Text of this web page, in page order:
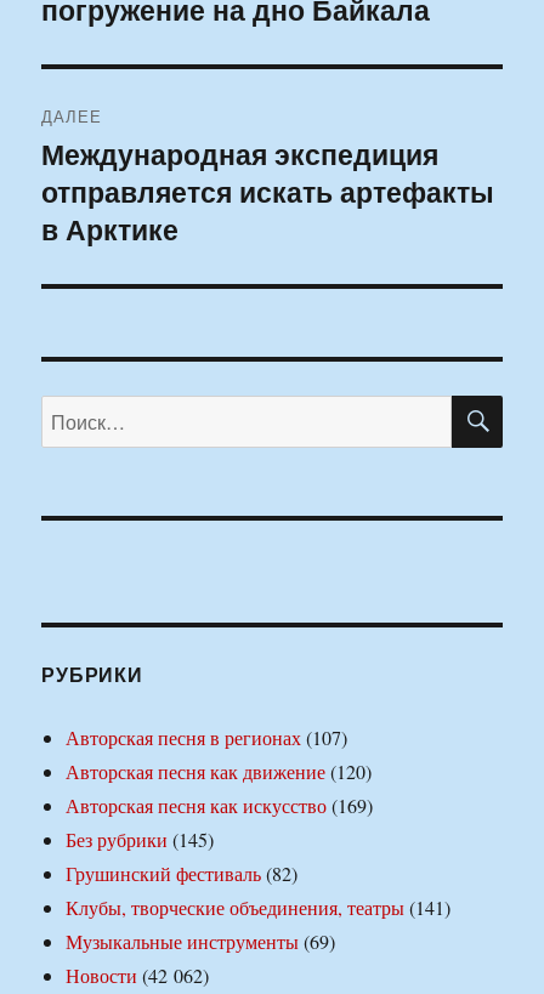
записям
погружение на дно Байкала
ДАЛЕЕ
Следующая
запись:
Международная экспедиция
отправляется искать артефакты
в Арктике
Искать:
РУБРИКИ
Авторская песня в регионах(107)
Авторская песня как движение(120)
Авторская песня как искусство(169)
Без рубрики (145)
Грушинский фестиваль(82)
Клубы, творческие объединения, театры(141)
Музыкальные инструменты(69)
Новости (42 062)